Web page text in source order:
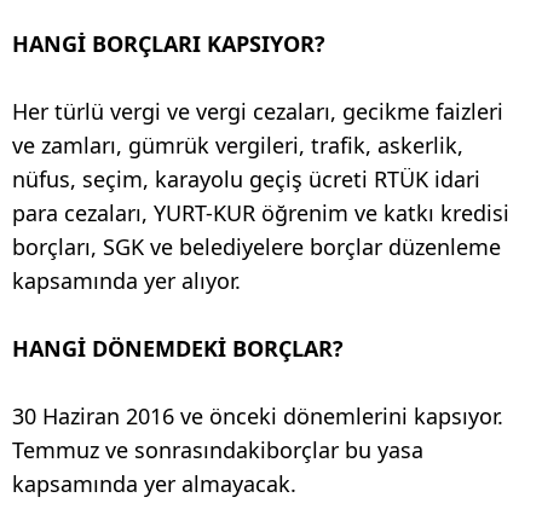
HANGİ BORÇLARI KAPSIYOR?
Her türlü vergi ve vergi cezaları, gecikme faizleri
ve zamları, gümrük vergileri, trafik, askerlik,
nüfus, seçim, karayolu geçiş ücreti RTÜK idari
para cezaları, YURT-KUR öğrenim ve katkı kredisi
borçları, SGK ve belediyelere borçlar düzenleme
kapsamında yer alıyor.
HANGİ DÖNEMDEKİ BORÇLAR?
30 Haziran 2016 ve önceki dönemlerini kapsıyor.
Temmuz ve sonrasındakiborçlar bu yasa
kapsamında yer almayacak.